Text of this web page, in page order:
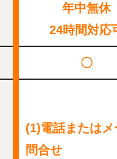
年中無休
24時間対応
〇
(1)電話またはメ
問合せ